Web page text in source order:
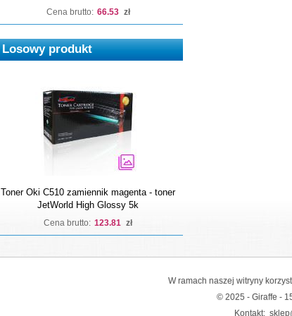
Cena brutto: 66.53 zł
Losowy produkt
Toner Oki C510 zamiennik magenta - toner
JetWorld High Glossy 5k
Cena brutto: 123.81 zł
W ramach naszej witryny
© 2025 - Giraffe -
Kontakt: